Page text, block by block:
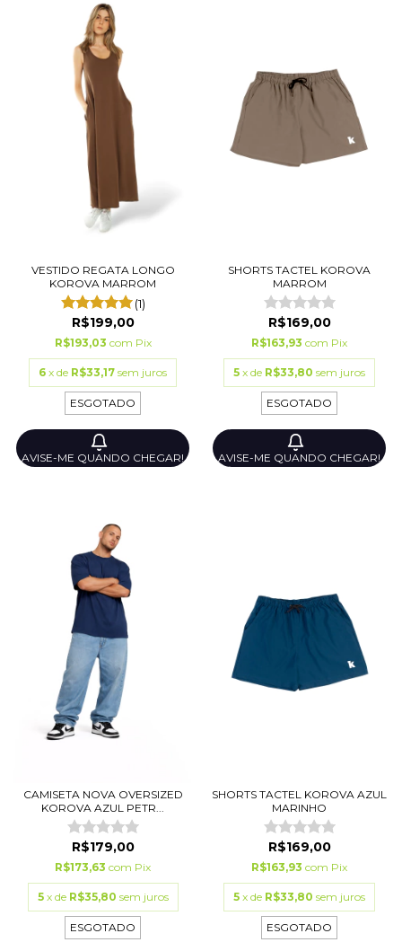
VESTIDO REGATA LONGO
KOROVA MARROM
(1)
R$199,00
R$193,03 com Pix
6 x de R$33,17 sem juros
ESGOTADO
AVISE-ME QUANDO CHEGAR!
SHORTS TACTEL KOROVA
MARROM
R$169,00
R$163,93 com Pix
5 x de R$33,80 sem juros
ESGOTADO
AVISE-ME QUANDO CHEGAR!
CAMISETA NOVA OVERSIZED
KOROVA AZUL PETR...
R$179,00
R$173,63 com Pix
5 x de R$35,80 sem juros
ESGOTADO
SHORTS TACTEL KOROVA AZUL
MARINHO
R$169,00
R$163,93 com Pix
5 x de R$33,80 sem juros
ESGOTADO